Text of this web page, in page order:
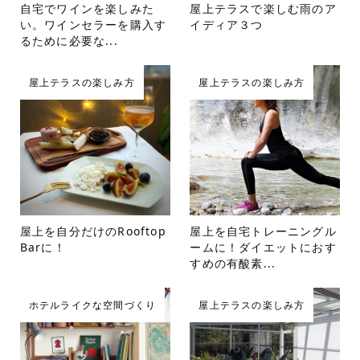
自宅でワインを楽しみた
い。ワインセラーを購入す
るために必要な...
屋上テラスで楽しむ雨のア
イディア３つ
屋上テラスの楽しみ方
屋上を自分だけのRooftop
Barに！
屋上テラスの楽しみ方
屋上を自宅トレーニングル
ームに！ダイエットにおす
すめの有酸素...
ホテルライクな空間づくり 屋上テラスの楽しみ方